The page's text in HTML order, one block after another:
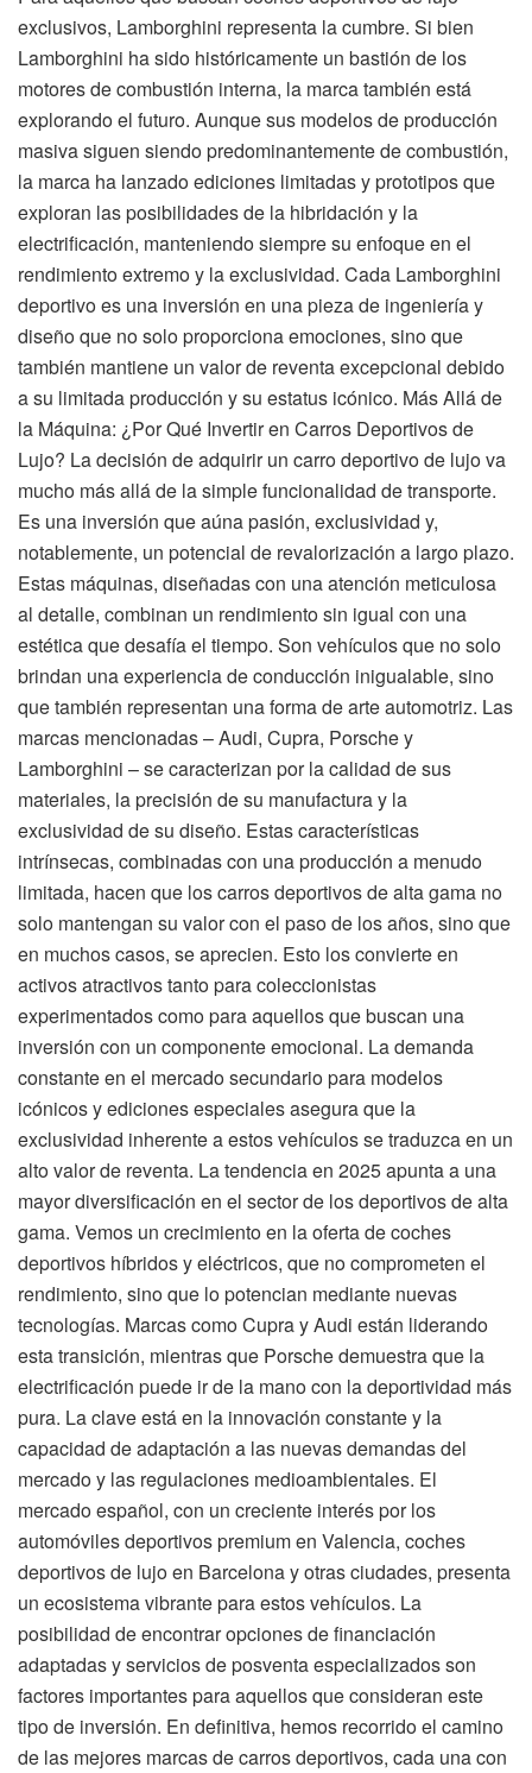
exclusivos, Lamborghini representa la cumbre. Si bien
Lamborghini ha sido históricamente un bastión de los
motores de combustión interna, la marca también está
explorando el futuro. Aunque sus modelos de producción
masiva siguen siendo predominantemente de combustión,
la marca ha lanzado ediciones limitadas y prototipos que
exploran las posibilidades de la hibridación y la
electrificación, manteniendo siempre su enfoque en el
rendimiento extremo y la exclusividad. Cada Lamborghini
deportivo es una inversión en una pieza de ingeniería y
diseño que no solo proporciona emociones, sino que
también mantiene un valor de reventa excepcional debido
a su limitada producción y su estatus icónico. Más Allá de
la Máquina: ¿Por Qué Invertir en Carros Deportivos de
Lujo? La decisión de adquirir un carro deportivo de lujo va
mucho más allá de la simple funcionalidad de transporte.
Es una inversión que aúna pasión, exclusividad y,
notablemente, un potencial de revalorización a largo plazo.
Estas máquinas, diseñadas con una atención meticulosa
al detalle, combinan un rendimiento sin igual con una
estética que desafía el tiempo. Son vehículos que no solo
brindan una experiencia de conducción inigualable, sino
que también representan una forma de arte automotriz. Las
marcas mencionadas – Audi, Cupra, Porsche y
Lamborghini – se caracterizan por la calidad de sus
materiales, la precisión de su manufactura y la
exclusividad de su diseño. Estas características
intrínsecas, combinadas con una producción a menudo
limitada, hacen que los carros deportivos de alta gama no
solo mantengan su valor con el paso de los años, sino que
en muchos casos, se aprecien. Esto los convierte en
activos atractivos tanto para coleccionistas
experimentados como para aquellos que buscan una
inversión con un componente emocional. La demanda
constante en el mercado secundario para modelos
icónicos y ediciones especiales asegura que la
exclusividad inherente a estos vehículos se traduzca en un
alto valor de reventa. La tendencia en 2025 apunta a una
mayor diversificación en el sector de los deportivos de alta
gama. Vemos un crecimiento en la oferta de coches
deportivos híbridos y eléctricos, que no comprometen el
rendimiento, sino que lo potencian mediante nuevas
tecnologías. Marcas como Cupra y Audi están liderando
esta transición, mientras que Porsche demuestra que la
electrificación puede ir de la mano con la deportividad más
pura. La clave está en la innovación constante y la
capacidad de adaptación a las nuevas demandas del
mercado y las regulaciones medioambientales. El
mercado español, con un creciente interés por los
automóviles deportivos premium en Valencia, coches
deportivos de lujo en Barcelona y otras ciudades, presenta
un ecosistema vibrante para estos vehículos. La
posibilidad de encontrar opciones de financiación
adaptadas y servicios de posventa especializados son
factores importantes para aquellos que consideran este
tipo de inversión. En definitiva, hemos recorrido el camino
de las mejores marcas de carros deportivos, cada una con